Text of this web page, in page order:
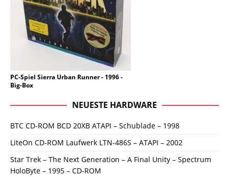
PC-Spiel Sierra Urban Runner - 1996 -
Big-Box
NEUESTE HARDWARE
BTC CD-ROM BCD 20XB ATAPI – Schublade – 1998
LiteOn CD-ROM Laufwerk LTN-486S – ATAPI – 2002
Star Trek – The Next Generation – A Final Unity – Spectrum
HoloByte – 1995 – CD-ROM